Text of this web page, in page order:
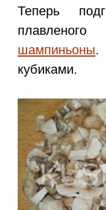
Теперь
шампиньоны.
кубиками.